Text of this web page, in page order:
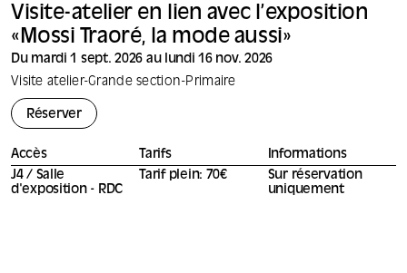
Visite-atelier en lien avec l’exposition
«Mossi Traoré, la mode aussi»
Du mardi 1 sept. 2026 au lundi 16 nov. 2026
Visite atelier-Grande section-Primaire
Réserver
Accès
J4 / Salle
d'exposition - RDC
Tarifs
Tarif plein: 70€
Informations
Sur réservation
uniquement